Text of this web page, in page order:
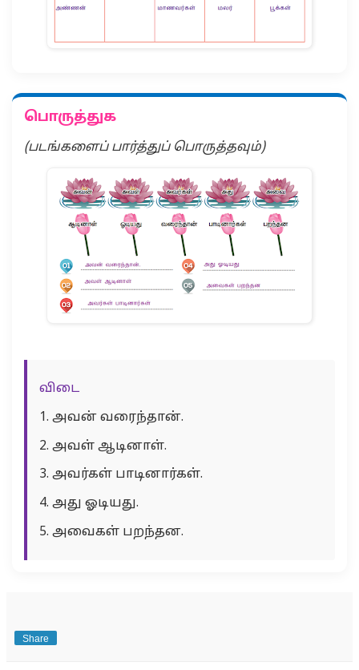
பொருத்துக
(படங்களைப் பார்த்துப் பொருத்தவும்)
விடை
1. அவன் வரைந்தான்.
2. அவள் ஆடினாள்.
3. அவர்கள் பாடினார்கள்.
4. அது ஓடியது.
5. அவைகள் பறந்தன.
Share